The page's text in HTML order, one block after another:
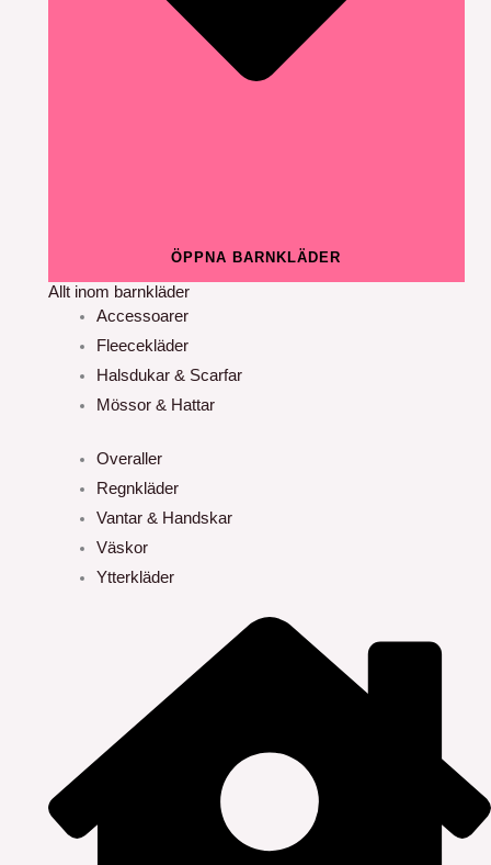
ÖPPNA BARNKLÄDER
Allt inom barnkläder
Accessoarer
Fleecekläder
Halsdukar & Scarfar
Mössor & Hattar
Overaller
Regnkläder
Vantar & Handskar
Väskor
Ytterkläder